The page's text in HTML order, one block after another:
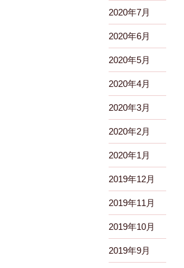
2020年7月
2020年6月
2020年5月
2020年4月
2020年3月
2020年2月
2020年1月
2019年12月
2019年11月
2019年10月
2019年9月